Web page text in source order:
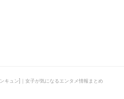
キュン]｜女子が気になるエンタメ情報まとめ